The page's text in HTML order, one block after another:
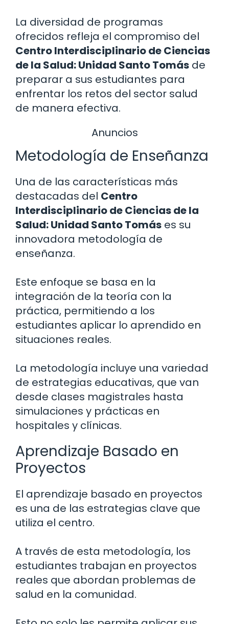
La diversidad de programas
ofrecidos refleja el compromiso del
Centro Interdisciplinario de Ciencias
de la Salud: Unidad Santo Tomás de
preparar a sus estudiantes para
enfrentar los retos del sector salud
de manera efectiva.
Anuncios
Metodología de Enseñanza
Una de las características más
destacadas del Centro
Interdisciplinario de Ciencias de la
Salud: Unidad Santo Tomás es su
innovadora metodología de
enseñanza.
Este enfoque se basa en la
integración de la teoría con la
práctica, permitiendo a los
estudiantes aplicar lo aprendido en
situaciones reales.
La metodología incluye una variedad
de estrategias educativas, que van
desde clases magistrales hasta
simulaciones y prácticas en
hospitales y clínicas.
Aprendizaje Basado en
Proyectos
El aprendizaje basado en proyectos
es una de las estrategias clave que
utiliza el centro.
A través de esta metodología, los
estudiantes trabajan en proyectos
reales que abordan problemas de
salud en la comunidad.